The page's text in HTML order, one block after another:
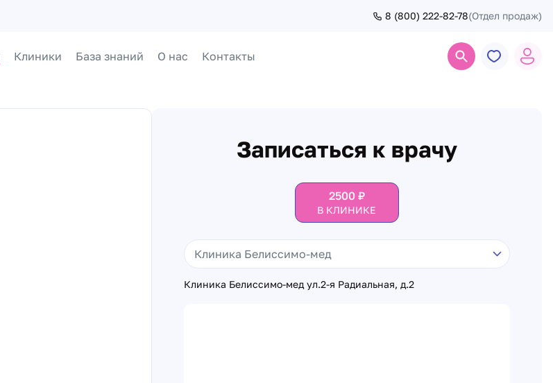
8 (800) 222-82-78(Отдел продаж)
Клиники База знаний О нас Контакты
Записаться к врачу
2500₽
В КЛИНИКЕ
Клиника Белиссимо-мед ул.2-я Радиальная, д.2